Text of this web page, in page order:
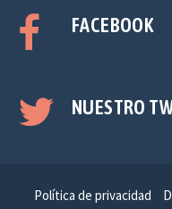
FACEBOOK
NUESTRO
Política de privacidad